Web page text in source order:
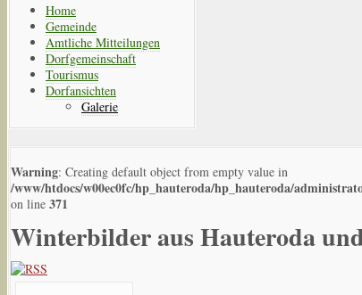
Home
Gemeinde
Amtliche Mitteilungen
Dorfgemeinschaft
Tourismus
Dorfansichten
Galerie
Warning: Creating default object from empty value in
/www/htdocs/w00ec0fc/hp_hauteroda/hp_hauteroda/
on line 371
Winterbilder aus Hauteroda